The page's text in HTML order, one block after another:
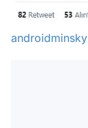
androidminsky